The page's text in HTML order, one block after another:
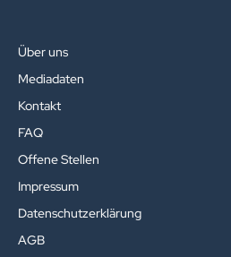
Über uns
Mediadaten
Kontakt
FAQ
Offene Stellen
Impressum
Datenschutzerklärung
AGB